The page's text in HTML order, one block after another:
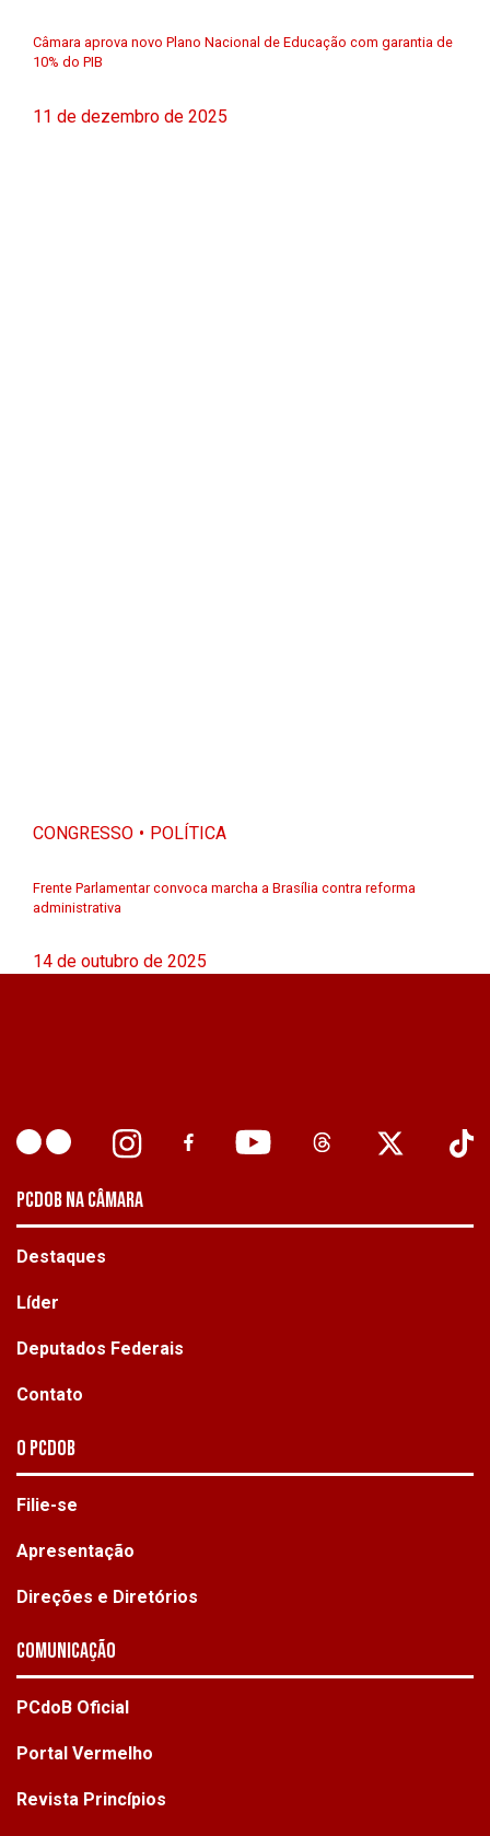
Câmara aprova novo Plano Nacional de Educação com garantia de
10% do PIB
11 de dezembro de 2025
CONGRESSO POLÍTICA
Frente Parlamentar convoca marcha a Brasília contra reforma
administrativa
14 de outubro de 2025
PCDOB NA CÂMARA
Destaques
Líder
Deputados Federais
Contato
O PCdoB
Filie-se
Apresentação
Direções e Diretórios
Comunicação
PCdoB Oficial
Portal Vermelho
Revista Princípios